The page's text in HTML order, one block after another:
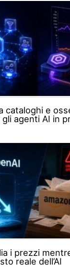
cataloghi e
agenti AI in
i prezzi
reale dell’AI